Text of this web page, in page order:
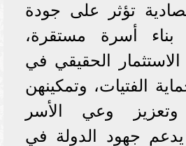
تؤثر على جودة
بناء أسرة مستقرة،
الحقيقي في
الفتيات، وتمكينهن
وتعزيز وعي الأسر
جهود الدولة في